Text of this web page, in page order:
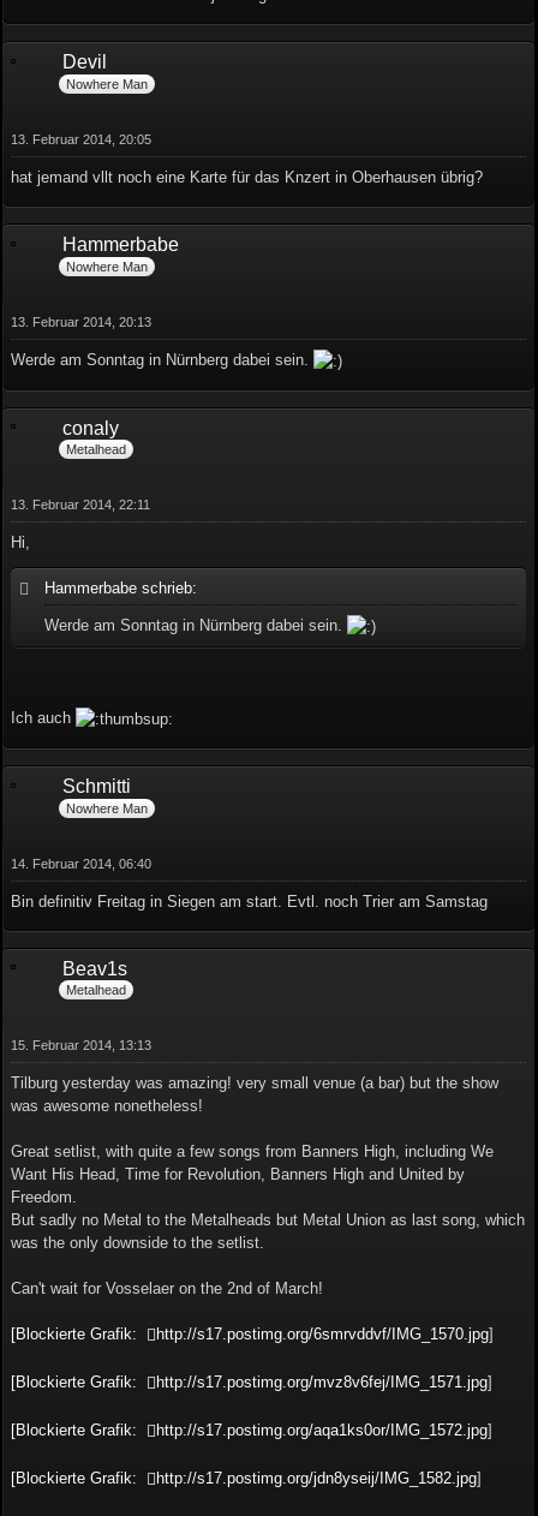
Devil
Nowhere Man
13. Februar 2014, 20:05
hat jemand vllt noch eine Karte für das Knzert in Oberhausen übrig?
Hammerbabe
Nowhere Man
13. Februar 2014, 20:13
Werde am Sonntag in Nürnberg dabei sein.
conaly
Metalhead
13. Februar 2014, 22:11
Hi,
Hammerbabe schrieb:
Werde am Sonntag in Nürnberg dabei sein.
Ich auch
Schmitti
Nowhere Man
14. Februar 2014, 06:40
Bin definitiv Freitag in Siegen am start. Evtl. noch Trier am Samstag
Beav1s
Metalhead
15. Februar 2014, 13:13
Tilburg yesterday was amazing! very small venue (a bar) but the show
was awesome nonetheless!
Great setlist, with quite a few songs from Banners High, including We
Want His Head, Time for Revolution, Banners High and United by
Freedom.
But sadly no Metal to the Metalheads but Metal Union as last song, which
was the only downside to the setlist.
Can't wait for Vosselaer on the 2nd of March!
[Blockierte Grafik: http://s17.postimg.org/6smrvddvf/IMG_1570.jpg]
[Blockierte Grafik: http://s17.postimg.org/mvz8v6fej/IMG_1571.jpg]
[Blockierte Grafik: http://s17.postimg.org/aqa1ks0or/IMG_1572.jpg]
[Blockierte Grafik: http://s17.postimg.org/jdn8yseij/IMG_1582.jpg]